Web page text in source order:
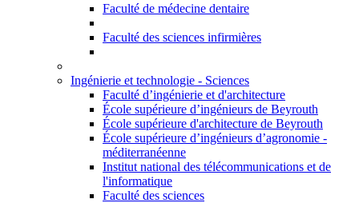
Faculté de médecine dentaire
Faculté des sciences infirmières
Ingénierie et technologie - Sciences
Faculté d’ingénierie et d'architecture
École supérieure d’ingénieurs de Beyrouth
École supérieure d'architecture de Beyrouth
École supérieure d’ingénieurs d’agronomie -
méditerranéenne
Institut national des télécommunications et de
l'informatique
Faculté des sciences